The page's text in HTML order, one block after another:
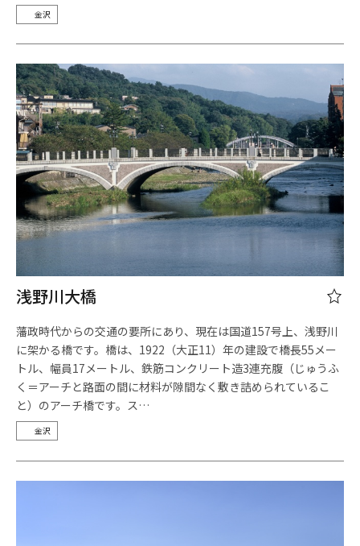
金沢
浅野川大橋
藩政時代からの交通の要所にあり、現在は国道157号上、浅野川
に架かる橋です。橋は、1922（大正11）年の建設で橋長55メー
トル、幅員17メートル、鉄筋コンクリート造3連充腹（じゅうふ
く＝アーチと路面の間に材料が隙間なく敷き詰められているこ
と）のアーチ橋です。ス…
金沢